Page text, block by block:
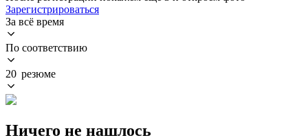
Зарегистрироваться
За всё время
По соответствию
20 резюме
Ничего не нашлось